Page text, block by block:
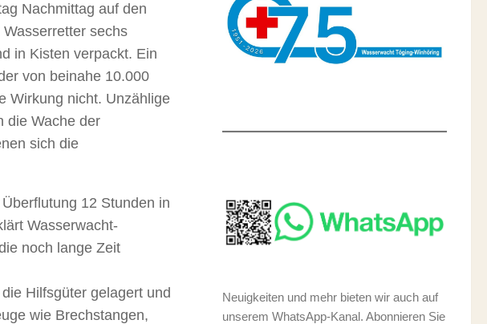
Nachmittag auf den
sechs
in Kisten verpackt. Ein
von beinahe 10.000
Wirkung nicht. Unzählige
die Wache der
sich die
12 Stunden in
Wasserwacht-
noch lange Zeit
Hilfsgüter gelagert und
wie Brechstangen,
Neuigkeiten und mehr bieten wir auch auf
unserem WhatsApp-Kanal. Abonnieren Sie